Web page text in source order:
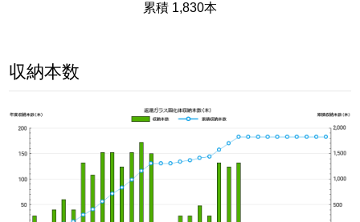
累積 1,830本
収納本数